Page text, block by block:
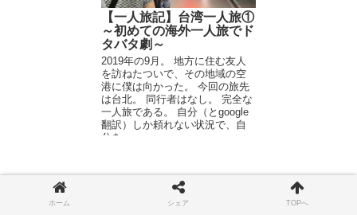
【一人旅記】台湾一人旅①
～初めての海外一人旅でド
タバタ劇～
2019年の9月。 地方に住む友人
を訪ねたついで、その地域の空
港に僕は向かった。 今回の旅先
は台北。 同行者はなし。 完全な
一人旅である。 自分（とgoogle
翻訳）しか頼れない状況で、自
分を...
ホーム シェア TOPへ